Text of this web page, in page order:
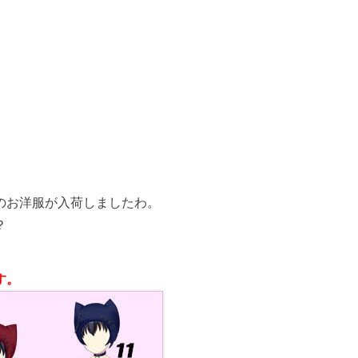
洋服が入荷しましたわ。